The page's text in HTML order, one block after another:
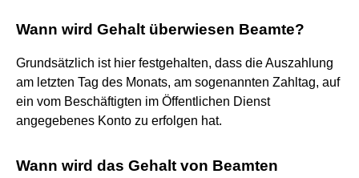
Wann wird Gehalt überwiesen Beamte?
Grundsätzlich ist hier festgehalten, dass die Auszahlung
am letzten Tag des Monats, am sogenannten Zahltag, auf
ein vom Beschäftigten im Öffentlichen Dienst
angegebenes Konto zu erfolgen hat.
Wann wird das Gehalt von Beamten